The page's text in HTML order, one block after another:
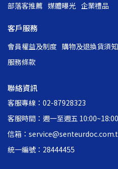
部落客推薦 媒體曝光 企業禮品
客戶服務
會員權益及制度 購物及退換貨須知
服務條款
聯絡資訊
客服專線：02-87928323
客服時間：週一至週五
信箱：
統一編號：28444455